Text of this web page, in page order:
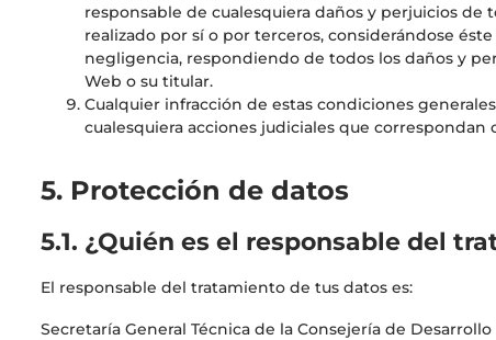
responsable de cualesquiera daños y perjuicios de
realizado por sí o por terceros, considerándose
negligencia, respondiendo de todos los daños y
Web o su titular.
Cualquier infracción de estas condiciones
cualesquiera acciones judiciales que correspondan
5. Protección de datos
5.1. ¿Quién es el responsable del
El responsable del tratamiento de tus datos es:
Secretaría General Técnica de la Consejería de